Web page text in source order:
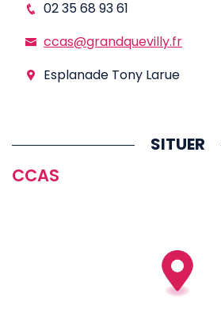
02 35 68 93 61
ccas@grandquevilly.fr
Esplanade Tony Larue
SITUER
CCAS